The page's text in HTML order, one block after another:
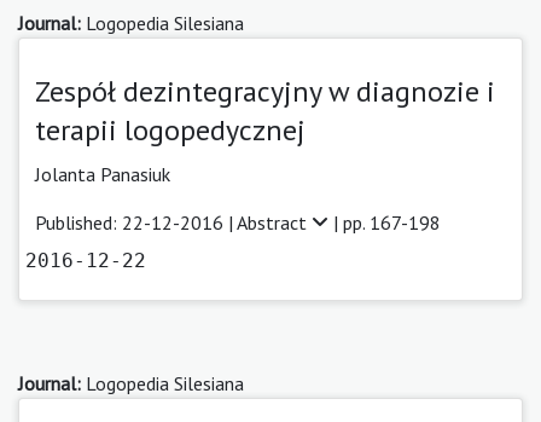
Journal: Logopedia Silesiana
Zespół dezintegracyjny w diagnozie i
terapii logopedycznej
Jolanta Panasiuk
Published: 22-12-2016 | Abstract | pp. 167-198
2016-12-22
Journal: Logopedia Silesiana